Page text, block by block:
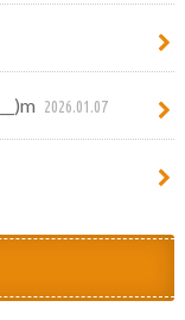
2026.01.07